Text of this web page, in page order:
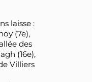
laisse :
(7e),
des
(16e),
Villiers